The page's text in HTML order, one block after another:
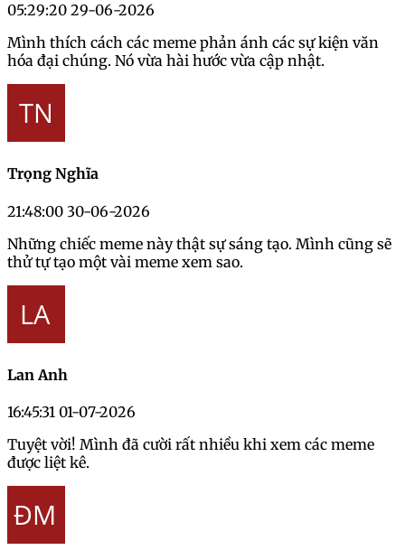
05:29:20 29-06-2026
Mình thích cách các meme phản ánh các sự kiện văn
hóa đại chúng. Nó vừa hài hước vừa cập nhật.
Trọng Nghĩa
21:48:00 30-06-2026
Những chiếc meme này thật sự sáng tạo. Mình cũng sẽ
thử tự tạo một vài meme xem sao.
Lan Anh
16:45:31 01-07-2026
Tuyệt vời! Mình đã cười rất nhiều khi xem các meme
được liệt kê.